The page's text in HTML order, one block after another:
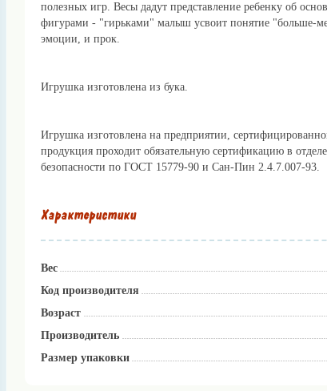
полезных игр. Весы дадут представление ребенку об
фигурами - "гирьками" малыш усвоит понятие "больше-
эмоции, и прок.
Игрушка изготовлена из бука.
Игрушка изготовлена на предприятии,
продукция проходит обязательную сертификацию в
безопасности по ГОСТ 15779-90 и Сан-Пин 2.4.7.007-93.
Характеристики
Вес
Код производителя
Возраст
Производитель
Размер упаковки